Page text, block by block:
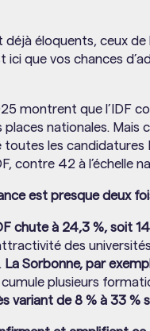
éloquents, ceux
ici que vos chances
montrent que l’IDF
places nationales.
les candidatures
contre 42 à l’échelle
est presque deux
chute à 24,3 %, soit
des
La Sorbonne, par
plusieurs
variant de 8 % à 33 %